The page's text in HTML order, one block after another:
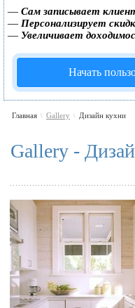
— Сам записывает
— Персонализирует
— Увеличивает
Начать
Главная \ Gallery \ Дизайн кухни
Gallery -